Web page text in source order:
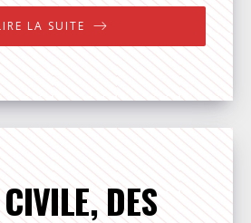
LA SUITE
DES